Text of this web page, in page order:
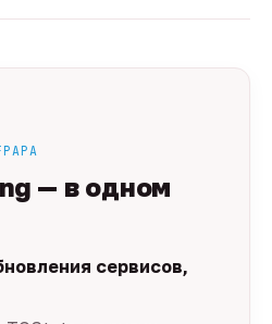
— в одном
сервисов,